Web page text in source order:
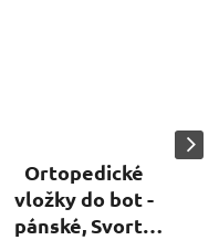
Ortopedické
vložky do bot -
pánské, Svorto